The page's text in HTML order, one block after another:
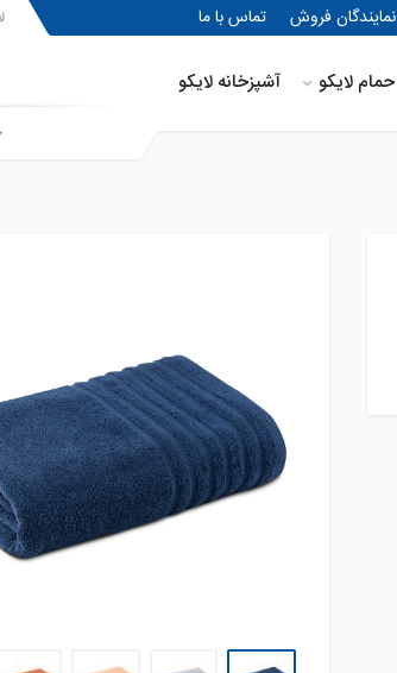
نمایندگان فروش تماس با ما
حمام لایکو آشپزخانه لایکو